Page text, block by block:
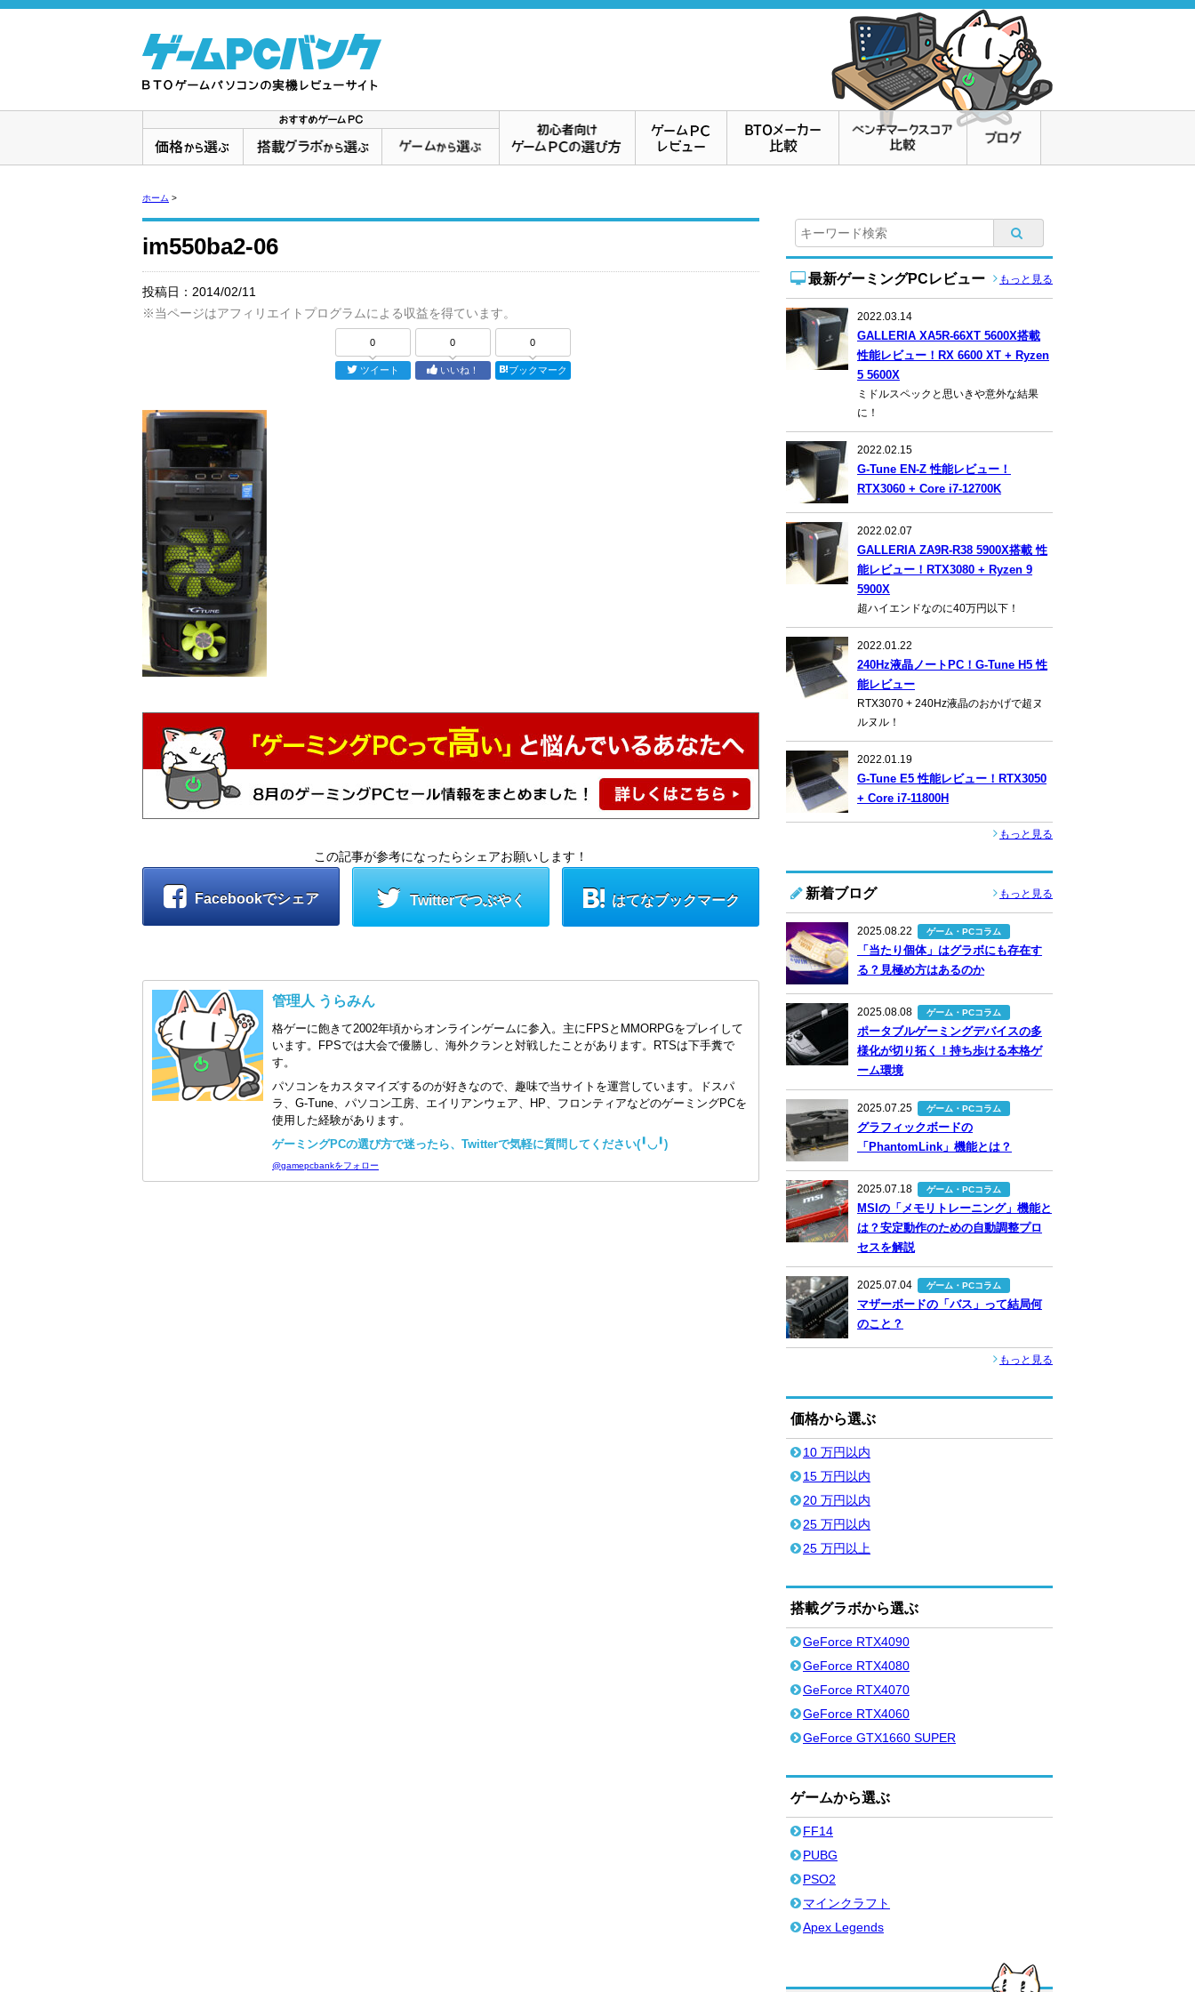
ホーム >
im550ba2-06
投稿日： 2014/02/11
※当ページはアフィリエイトプログラムによる収益を得ています。
0
ツイート
0
いいね！
0
ブックマーク
この記事が参考になったらシェアお願いします！
Facebookでシェア Twitterでつぶやく はてなブックマーク
管理人 うらみん
格ゲーに飽きて2002年頃からオンラインゲームに参入。主にFPSとMMORPGをプレイして
います。FPSでは大会で優勝し、海外クランと対戦したことがあります。RTSは下手糞で
す。
パソコンをカスタマイズするのが好きなので、趣味で当サイトを運営しています。ドスパ
ラ、G-Tune、パソコン工房、エイリアンウェア、HP、フロンティアなどのゲーミングPCを
使用した経験があります。
ゲーミングPCの選び方で迷ったら、Twitterで気軽に質問してください(╹◡╹)
@gamepcbankをフォロー
最新ゲーミングPCレビュー もっと見る
2022.03.14
GALLERIA XA5R-66XT 5600X搭載
性能レビュー！RX 6600 XT + Ryzen
5 5600X
ミドルスペックと思いきや意外な結果
に！
2022.02.15
G-Tune EN-Z 性能レビュー！
RTX3060 + Core i7-12700K
2022.02.07
GALLERIA ZA9R-R38 5900X搭載 性
能レビュー！RTX3080 + Ryzen 9
5900X
超ハイエンドなのに40万円以下！
2022.01.22
240Hz液晶ノートPC！G-Tune H5 性
能レビュー
RTX3070 + 240Hz液晶のおかげで超ヌ
ルヌル！
2022.01.19
G-Tune E5 性能レビュー！RTX3050
+ Core i7-11800H
もっと見る
新着ブログ もっと見る
2025.08.22 ゲーム・PCコラム
「当たり個体」はグラボにも存在す
る？見極め方はあるのか
2025.08.08 ゲーム・PCコラム
ポータブルゲーミングデバイスの多
様化が切り拓く！持ち歩ける本格ゲ
ーム環境
2025.07.25 ゲーム・PCコラム
グラフィックボードの
「PhantomLink」機能とは？
2025.07.18 ゲーム・PCコラム
MSIの「メモリトレーニング」機能と
は？安定動作のための自動調整プロ
セスを解説
2025.07.04 ゲーム・PCコラム
マザーボードの「バス」って結局何
のこと？
もっと見る
価格から選ぶ
10 万円以内
15 万円以内
20 万円以内
25 万円以内
25 万円以上
搭載グラボから選ぶ
GeForce RTX4090
GeForce RTX4080
GeForce RTX4070
GeForce RTX4060
GeForce GTX1660 SUPER
ゲームから選ぶ
FF14
PUBG
PSO2
マインクラフト
Apex Legends